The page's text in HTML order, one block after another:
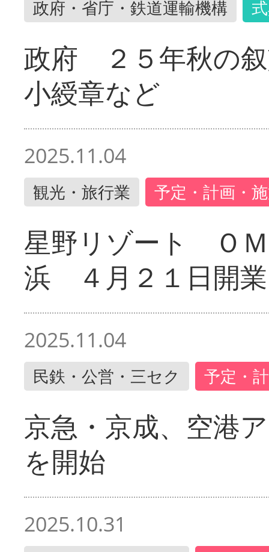
政府・省庁・鉄道運輸機構
政府 ２５年秋の
小綬章など
2025.11.04
観光・旅行業 予定・計画・
星野リゾート Ｏ
浜 ４月２１日開業
2025.11.04
民鉄・公営・三セク 予定・
京急・京成、空港
を開始
2025.10.31